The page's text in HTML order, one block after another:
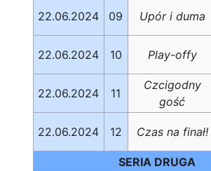
22.06.2024 09 Upór i duma
22.06.2024 10 Play-offy
22.06.2024 11
Czcigodny
gość
22.06.2024 12 Czas na finał!
SERIA DRUGA